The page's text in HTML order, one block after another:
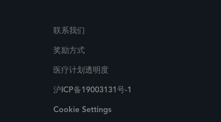
联系我们
奖励方式
医疗计划透明度
沪ICP备19003131号-1
Cookie Settings